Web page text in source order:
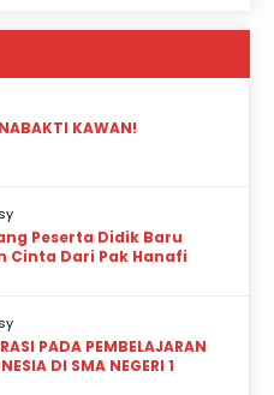
KAWAN!
Peserta Didik Baru
Cinta Dari Pak Hanafi
PADA PEMBELAJARAN
DI SMA NEGERI 1